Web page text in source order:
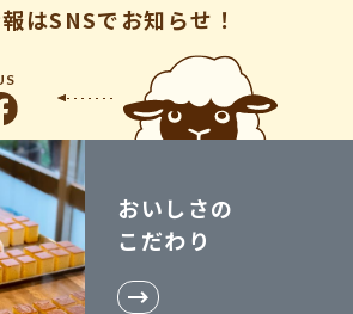
はSNSでお知らせ！
おいしさの
こだわり